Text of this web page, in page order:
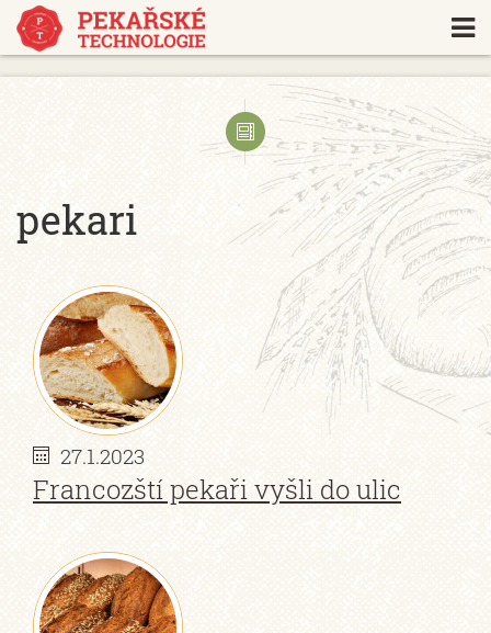
https://www.traditionrolex.com/18
pekari
27.1.2023
Francozští pekaři vyšli do ulic